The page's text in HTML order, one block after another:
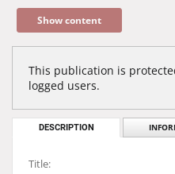
Show content
This publication is
logged users.
DESCRIPTION
Title: